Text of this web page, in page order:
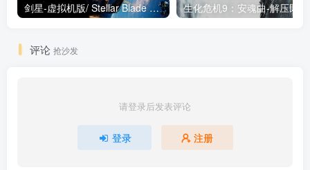
剑星-虚拟机版/ Stellar Blade v1.4.1|Build.19963153 终极版新补丁 送修改器 免安装中文版
评论 抢沙发
请登录后发表评论
登录 注册